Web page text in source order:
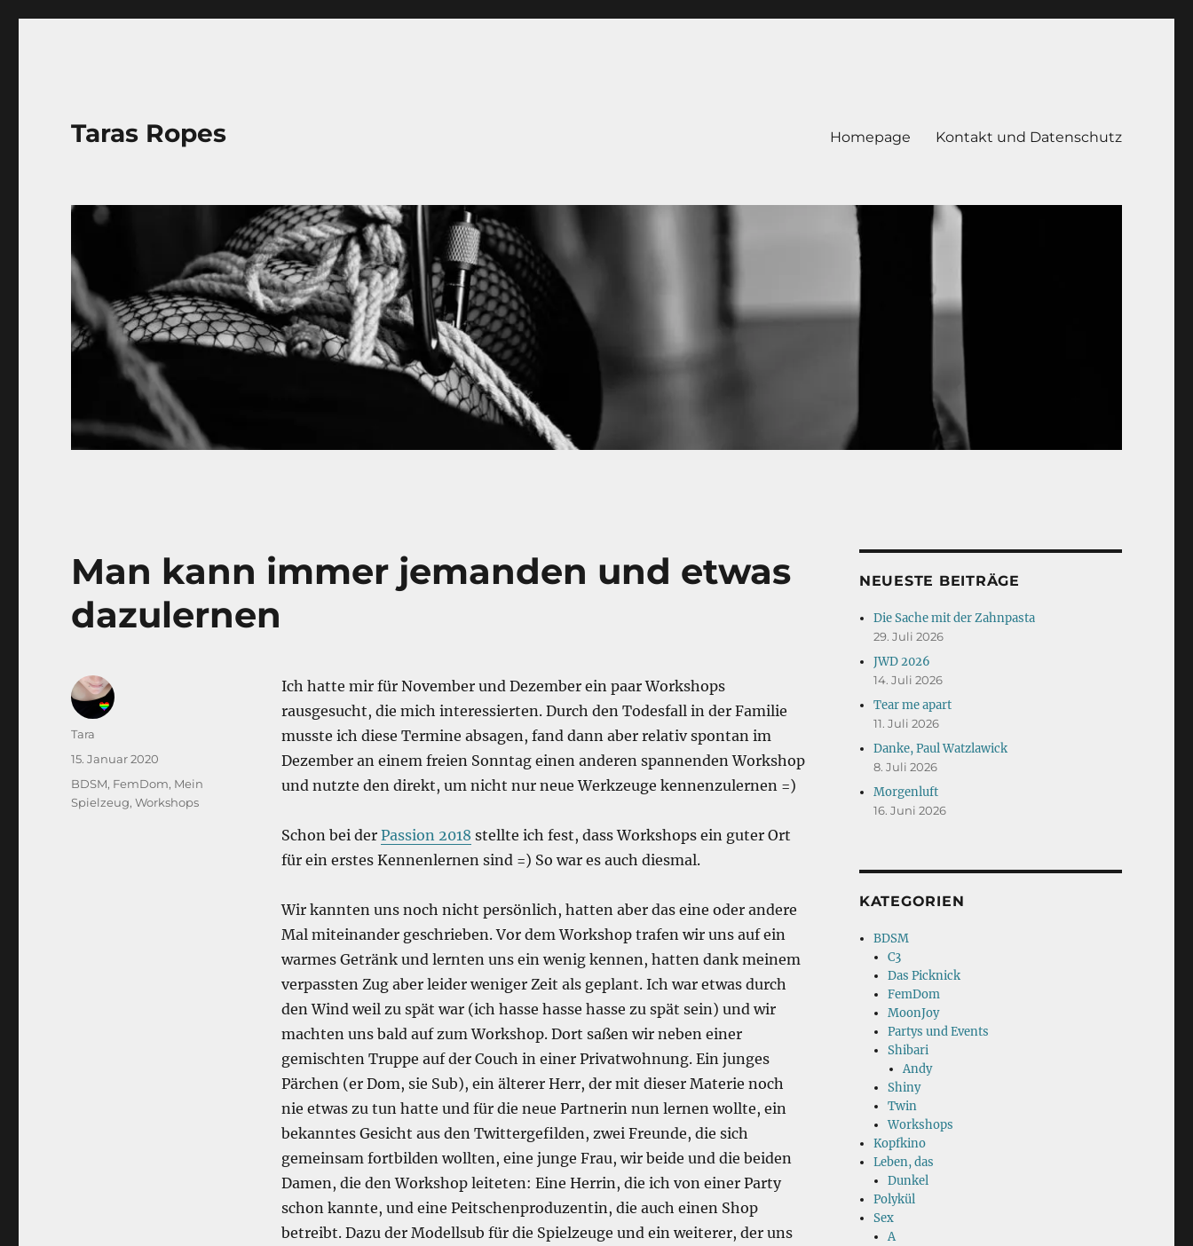
Taras Ropes Homepage Kontakt und Datenschutz
Man kann immer jemanden und etwas
dazulernen
Ich hatte mir für November und Dezember ein paar Workshops
rausgesucht, die mich interessierten. Durch den Todesfall in der Familie
musste ich diese Termine absagen, fand dann aber relativ spontan im
Dezember an einem freien Sonntag einen anderen spannenden Workshop
und nutzte den direkt, um nicht nur neue Werkzeuge kennenzulernen =)
Schon bei der Passion 2018 stellte ich fest, dass Workshops ein guter Ort
für ein erstes Kennenlernen sind =) So war es auch diesmal.
Wir kannten uns noch nicht persönlich, hatten aber das eine oder andere
Mal miteinander geschrieben. Vor dem Workshop trafen wir uns auf ein
warmes Getränk und lernten uns ein wenig kennen, hatten dank meinem
verpassten Zug aber leider weniger Zeit als geplant. Ich war etwas durch
den Wind weil zu spät war (ich hasse hasse hasse zu spät sein) und wir
machten uns bald auf zum Workshop. Dort saßen wir neben einer
gemischten Truppe auf der Couch in einer Privatwohnung. Ein junges
Pärchen (er Dom, sie Sub), ein älterer Herr, der mit dieser Materie noch
nie etwas zu tun hatte und für die neue Partnerin nun lernen wollte, ein
bekanntes Gesicht aus den Twittergefilden, zwei Freunde, die sich
gemeinsam fortbilden wollten, eine junge Frau, wir beide und die beiden
Damen, die den Workshop leiteten: Eine Herrin, die ich von einer Party
schon kannte, und eine Peitschenproduzentin, die auch einen Shop
betreibt. Dazu der Modellsub für die Spielzeuge und ein weiterer, der uns
Autor
Tara
Veröffentlicht
15. Januar 2020
Kategorien
BDSM, FemDom, Mein
Spielzeug,Workshops
NEUESTE BEITRÄGE
Die Sache mit der Zahnpasta
29. Juli 2026
JWD 2026
14. Juli 2026
Tear me apart
11. Juli 2026
Danke, Paul Watzlawick
8. Juli 2026
Morgenluft
16. Juni 2026
KATEGORIEN
BDSM
C3
Das Picknick
FemDom
MoonJoy
Partys und Events
Shibari
Andy
Shiny
Twin
Workshops
Kopfkino
Leben, das
Dunkel
Polykül
Sex
A